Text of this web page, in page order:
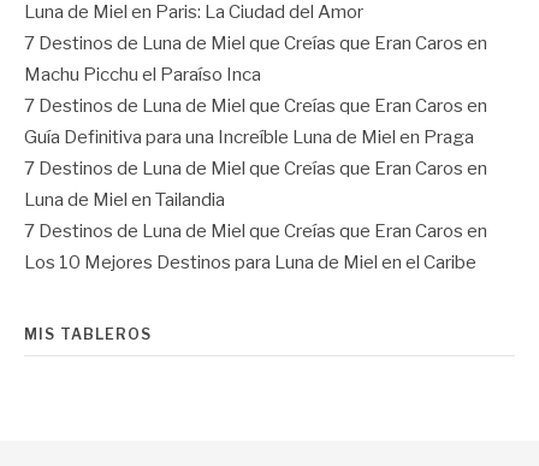
Luna de Miel en Paris: La Ciudad del Amor
7 Destinos de Luna de Miel que Creías que Eran Caros en
Machu Picchu el Paraíso Inca
7 Destinos de Luna de Miel que Creías que Eran Caros en
Guía Definitiva para una Increíble Luna de Miel en Praga
7 Destinos de Luna de Miel que Creías que Eran Caros en
Luna de Miel en Tailandia
7 Destinos de Luna de Miel que Creías que Eran Caros en
Los 10 Mejores Destinos para Luna de Miel en el Caribe
MIS TABLEROS